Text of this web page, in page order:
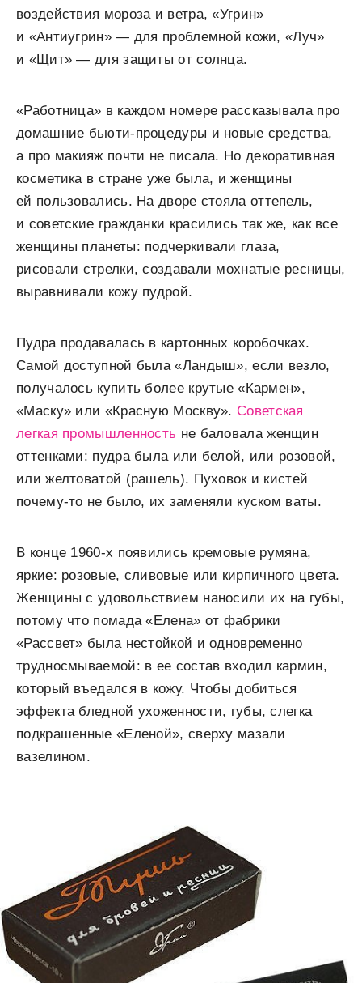
воздействия мороза и ветра, «Угрин»
и «Антиугрин» — для проблемной кожи, «Луч»
и «Щит» — для защиты от солнца.
«Работница» в каждом номере рассказывала про
домашние бьюти-процедуры и новые средства,
а про макияж почти не писала. Но декоративная
косметика в стране уже была, и женщины
ей пользовались. На дворе стояла оттепель,
и советские гражданки красились так же, как все
женщины планеты: подчеркивали глаза,
рисовали стрелки, создавали мохнатые ресницы,
выравнивали кожу пудрой.
Пудра продавалась в картонных коробочках.
Самой доступной была «Ландыш», если везло,
получалось купить более крутые «Кармен»,
«Маску» или «Красную Москву». Советская
легкая промышленность не баловала женщин
оттенками: пудра была или белой, или розовой,
или желтоватой (рашель). Пуховок и кистей
почему-то не было, их заменяли куском ваты.
В конце 1960-х появились кремовые румяна,
яркие: розовые, сливовые или кирпичного цвета.
Женщины с удовольствием наносили их на губы,
потому что помада «Елена» от фабрики
«Рассвет» была нестойкой и одновременно
трудносмываемой: в ее состав входил кармин,
который въедался в кожу. Чтобы добиться
эффекта бледной ухоженности, губы, слегка
подкрашенные «Еленой», сверху мазали
вазелином.